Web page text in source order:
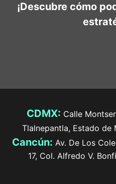
¡Descubre cómo
CDMX: Calle
Tlalnepantla, Estado
Cancún: Av. De Los
17, Col. Alfredo V.